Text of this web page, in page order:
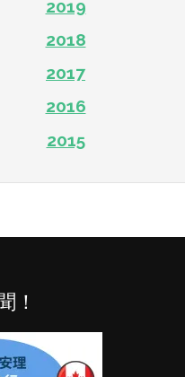
2019
2018
2017
2016
2015
！